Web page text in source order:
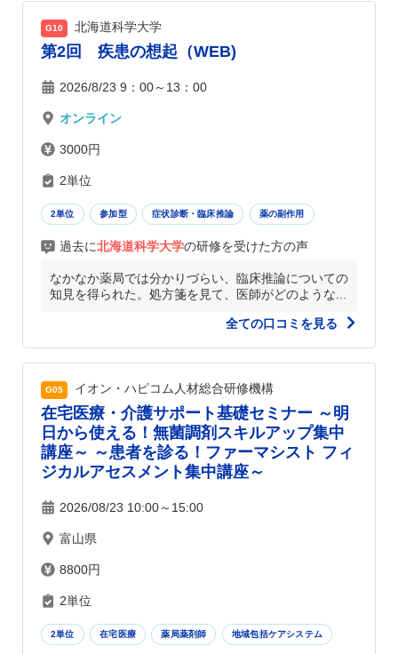
G10 北海道科学大学
第2回 疾患の想起（WEB)
2026/8/23 9：00～13：00
オンライン
3000円
2単位
2単位 参加型 症状診断・臨床推論 薬の副作用
過去に北海道科学大学の研修を受けた方の声
なかなか薬局では分かりづらい、臨床推論についての
知見を得られた。処方箋を見て、医師がどのような...
全ての口コミを見る
G05 イオン・ハピコム人材総合研修機構
在宅医療・介護サポート基礎セミナー ～明
日から使える！無菌調剤スキルアップ集中
講座～ ～患者を診る！ファーマシスト フィ
ジカルアセスメント集中講座～
2026/08/23 10:00～15:00
富山県
8800円
2単位
2単位 在宅医療 薬局薬剤師 地域包括ケアシステム